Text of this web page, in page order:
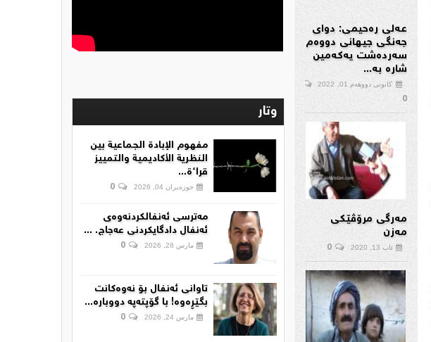
وتار
مفهوم الإبادة الجماعية بين
النظرية الأكاديمية والتمييز
قراءة...
حوزەیران 04, 2026 0
مەترسی ئەنفالکردنەوەی
ئەنفال دادگایکردنی عەجاج. ...
مارس 28, 2026 0
تاوانی ئەنفال بۆ نەوەکانت
بگێڕەوە! با گۆپتەپە دووبارە...
مارس 24, 2026 0
عەلی رەحیمی: دوای
جەنگی جیهانی دووەم
سەردەشت یەكەمین
شارە بە...
کانونی دووهەم 01, 2022
0
مەرگی مرۆڤێکی
مەزن
ئاب 13, 2020 0